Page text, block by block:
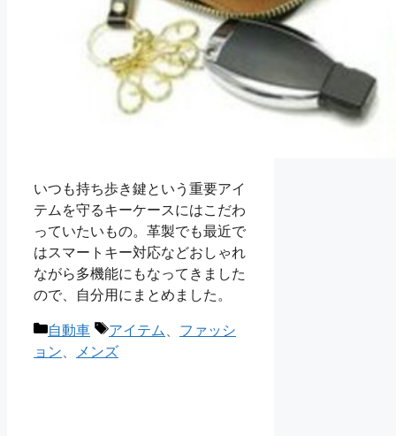
いつも持ち歩き鍵という重要アイ
テムを守るキーケースにはこだわ
っていたいもの。革製でも最近で
はスマートキー対応などおしゃれ
ながら多機能にもなってきました
ので、自分用にまとめました。
カ
テ
自動車
タ
グ
アイテム
ファッシ
ョン
メンズ